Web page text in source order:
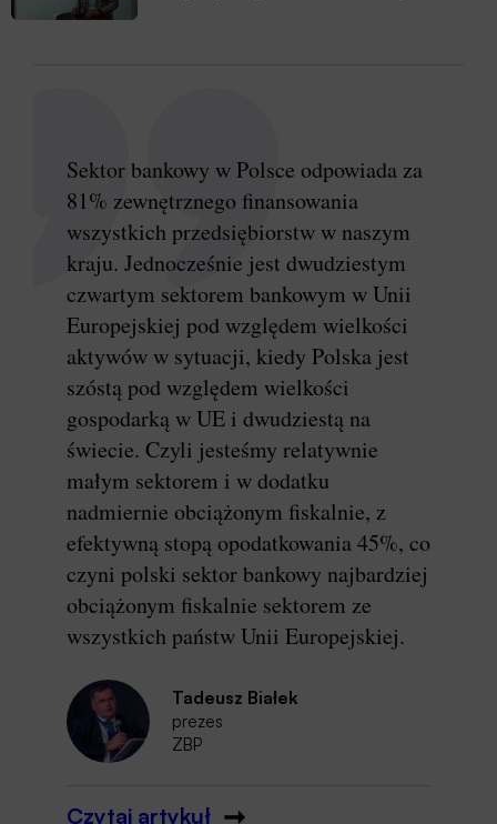
Sektor bankowy w Polsce odpowiada za
81% zewnętrznego finansowania
wszystkich przedsiębiorstw w naszym
kraju. Jednocześnie jest dwudziestym
czwartym sektorem bankowym w Unii
Europejskiej pod względem wielkości
aktywów w sytuacji, kiedy Polska jest
szóstą pod względem wielkości
gospodarką w UE i dwudziestą na
świecie. Czyli jesteśmy relatywnie
małym sektorem i w dodatku
nadmiernie obciążonym fiskalnie, z
efektywną stopą opodatkowania 45%, co
czyni polski sektor bankowy najbardziej
obciążonym fiskalnie sektorem ze
wszystkich państw Unii Europejskiej.
Tadeusz Białek
prezes
ZBP
Czytaj artykuł